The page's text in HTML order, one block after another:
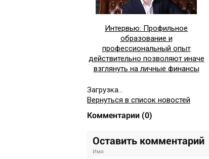
Интервью: Профильное
образование и
профессиональный опыт
действительно позволяют иначе
взглянуть на личные финансы
Загрузка...
Вернуться в список новостей
Комментарии (0)
Оставить комментарий
Имя